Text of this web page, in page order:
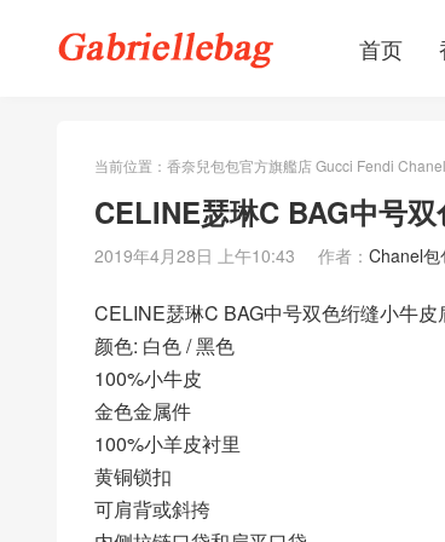
首页
当前位置： 香奈兒包包官方旗艦店 Gucci Fendi Chanel
CELINE瑟琳C BAG中号
2019年4月28日 上午10:43 作者： Chanel
CELINE瑟琳C BAG中号双色绗缝小牛皮
颜色: 白色 / 黑色
100%小牛皮
金色金属件
100%小羊皮衬里
黄铜锁扣
可肩背或斜挎